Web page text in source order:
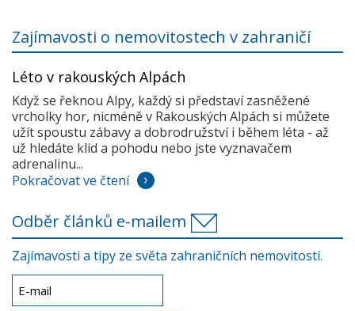
Zajímavosti o nemovitostech v zahraničí
Léto v rakouských Alpách
Když se řeknou Alpy, každý si představí zasněžené
vrcholky hor, nicméně v Rakouských Alpách si můžete
užít spoustu zábavy a dobrodružství i během léta - až
už hledáte klid a pohodu nebo jste vyznavačem
adrenalinu...
Pokračovat ve čtení
Odběr článků e-mailem
Zajímavosti a tipy ze světa zahraničních nemovitostí.